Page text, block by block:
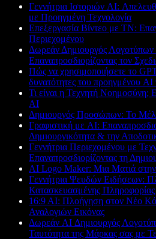
Γεννήτρια Ιστοριών AI:
με Προηγμένη Τεχνολογία
Επεξεργασία Βίντεο με ΤΝ:
Περιεχομένου
Δωρεάν Δημιουργός
Επαναπροσδιορίζοντας τον
Πώς να χρησιμοποιήσετε το
δυνατότητες του προηγμένου
Τι είναι η Τεχνητή Νοημοσύνη;
AI
Δημιουργός Προσώπων: Το
Γραφιστική με AI:
Δημιουργικότητα & την
Γεννήτρια Περιεχομένου με
Επαναπροσδιορίζοντας τη
AI Logo Maker: Μια Ματιά
Γεννήτρια Ψευδών Ειδήσεων:
Κατασκευασμένης Πληροφορίας
16:9 AI: Πλοήγηση στον Νέο
Αναλογιών Εικόνας
Δωρεάν AI Δημιουργός
Ταυτότητα της Μάρκας σας με